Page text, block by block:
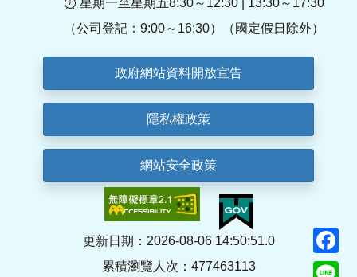
星期一至星期五8:30～12:30 | 13:30～17:30
（公司登記：9:00～16:30）（國定假日除外）
政府網站資料開放宣告
隱私權政策
網站安全政策
更新日期：2026-08-06 14:50:51.0
累積瀏覽人次：477463113